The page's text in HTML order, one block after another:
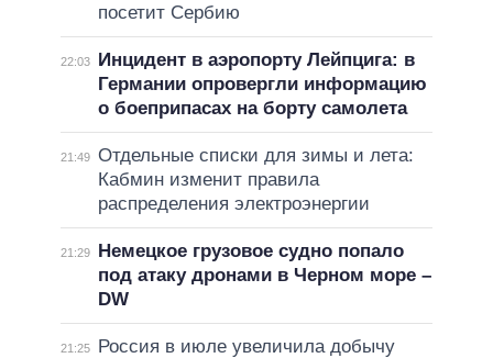
посетит Сербию
22:03
Инцидент в аэропорту Лейпцига: в
Германии опровергли информацию
о боеприпасах на борту самолета
21:49 Отдельные списки для зимы и лета:
Кабмин изменит правила
распределения электроэнергии
21:29
Немецкое грузовое судно попало
под атаку дронами в Черном море –
DW
21:25
Россия в июле увеличила добычу